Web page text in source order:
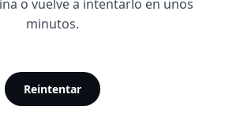
o vuelve a intentarlo en unos
minutos.
Reintentar